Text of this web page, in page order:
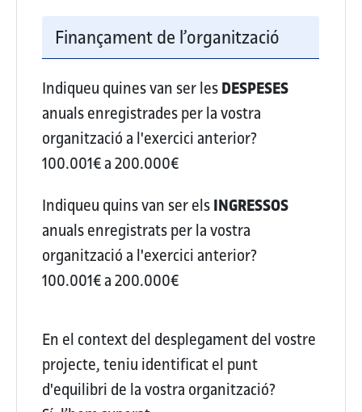
Finançament de l’organització
Indiqueu quines van ser lesDESPESES
anuals enregistrades per la vostra
organització a l'exercici anterior?
100.001€ a 200.000€
Indiqueu quins van ser elsINGRESSOS
anuals enregistrats per la vostra
organització a l'exercici anterior?
100.001€ a 200.000€
En el context del desplegament del vostre
projecte, teniu identificat el punt
d'equilibri de la vostra organització?